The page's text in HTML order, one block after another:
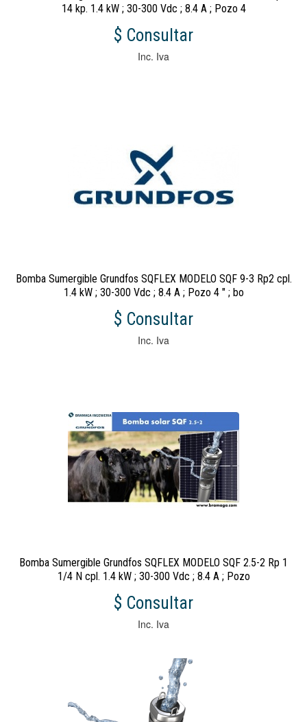
14 kp. 1.4 kW ; 30-300 Vdc ; 8.4 A ; Pozo 4
$ Consultar
Inc. Iva
Bomba Sumergible Grundfos SQFLEX MODELO SQF 9-3 Rp2 cpl.
1.4 kW ; 30-300 Vdc ; 8.4 A ; Pozo 4 " ; bo
$ Consultar
Inc. Iva
Bomba Sumergible Grundfos SQFLEX MODELO SQF 2.5-2 Rp 1
1/4 N cpl. 1.4 kW ; 30-300 Vdc ; 8.4 A ; Pozo
$ Consultar
Inc. Iva